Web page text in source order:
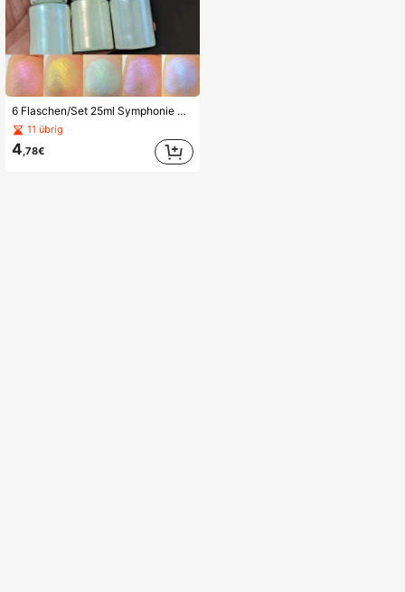
6 Flaschen/Set 25ml Symphonie Glitzer Glimmer Pigmente für Epoxidharz Färbung, Pulver Magie Chamäleon polarisierte Aurora Perlglanz Pigmente für Schmuckherstellung, Schleim Färbemittel
11 übrig
4,78€